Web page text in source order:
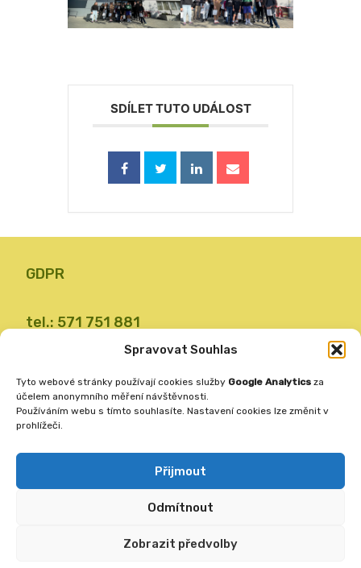
Spravovat Souhlas
Tyto webové stránky používají cookies služby Google Analytics za
účelem anonymního měření návštěvnosti.
Používáním webu s tímto souhlasíte. Nastavení cookies lze změnit v
prohlížeči.
Přijmout
Odmítnout
Zobrazit předvolby
SDÍLET TUTO UDÁLOST
GDPR
tel.: 571 751 881
email: zsvalbystrice@zsvb.cz
ID datové schránky: 24dabpx